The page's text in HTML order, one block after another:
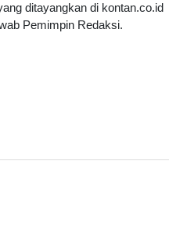
ditayangkan di kontan.co.id
Pemimpin Redaksi.